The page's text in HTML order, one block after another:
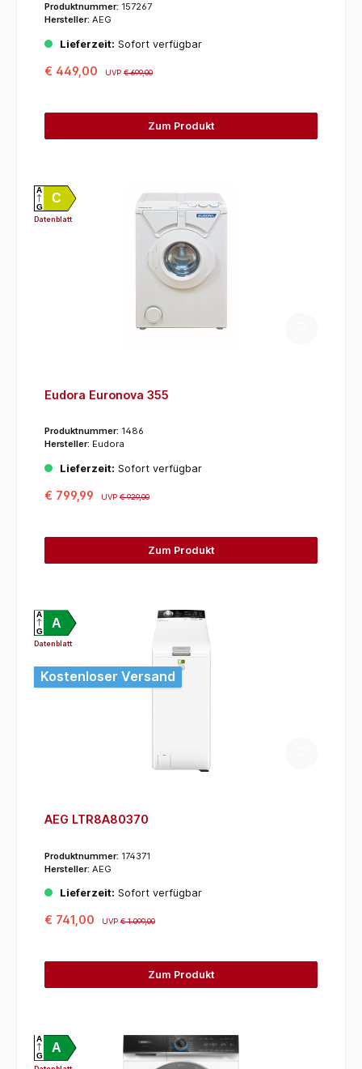
Produktnummer: 157267
Hersteller: AEG
Lieferzeit: Sofort verfügbar
€ 449,00 UVP€ 699,00
Zum Produkt
C
A
G
Datenblatt
Eudora Euronova 355
Produktnummer: 1486
Hersteller: Eudora
Lieferzeit: Sofort verfügbar
€ 799,99 UVP€ 929,00
Zum Produkt
A
A
G
Datenblatt
Kostenloser Versand
AEG LTR8A80370
Produktnummer: 174371
Hersteller: AEG
Lieferzeit: Sofort verfügbar
€ 741,00 UVP€ 1.099,00
Zum Produkt
A
A
G